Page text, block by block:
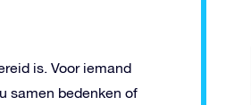
is. Voor iemand
samen bedenken of